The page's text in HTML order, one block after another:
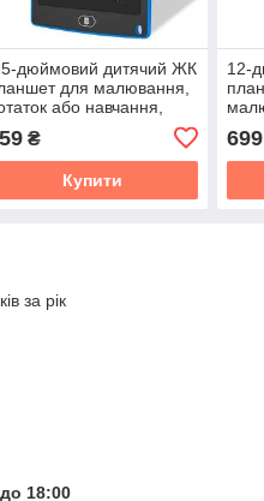
дюймовий дитячий ЖК
для малювання,
або навчання,
₴
Купити
12-
699
за рік
18:00